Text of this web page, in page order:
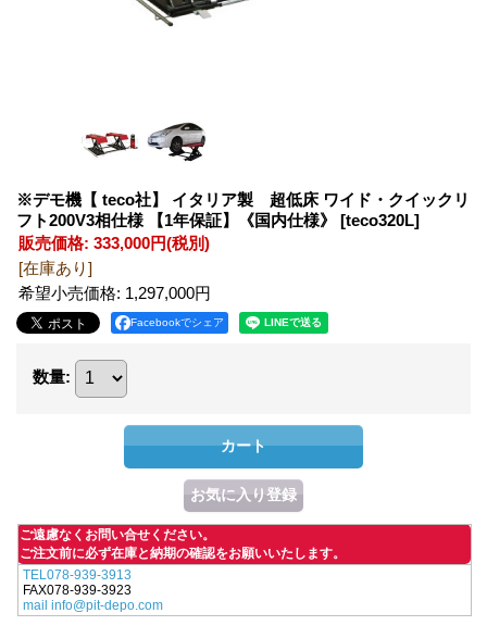
※デモ機【 teco社】 イタリア製 超低床 ワイド・クイックリ
フト200V3相仕様 【1年保証】《国内仕様》 [teco320L]
販売価格: 333,000円(税別)
[在庫あり]
希望小売価格: 1,297,000円
Facebookでシェア
数量:
ご遠慮なくお問い合せください。
ご注文前に必ず在庫と納期の確認をお願いいたします。
TEL078-939-3913
FAX078-939-3923
mail info@pit-depo.com